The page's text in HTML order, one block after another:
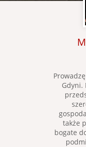
Gdyni.
także
bogate